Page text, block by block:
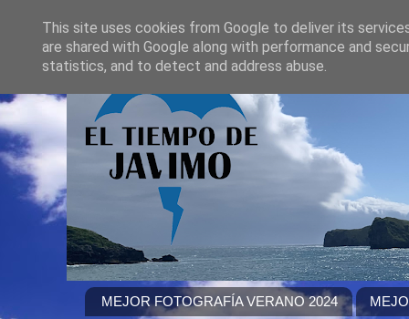
MEJOR FOTOGRAFÍA VERANO 2024
This site uses cookies from Google to deliver its
are shared with Google along with performance and
statistics, and to detect and address abuse.